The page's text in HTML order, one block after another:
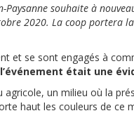
souhaite à
2020. La coop portera
et se sont engagés à
était une
un milieu où la
haut les couleurs de ce